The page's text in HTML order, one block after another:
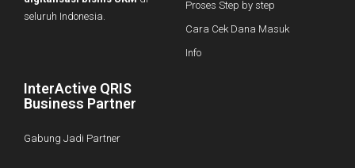
seluruh Indonesia.
InterActive QRIS
Business Partner
Gabung Jadi Partner
Proses Step by step
Cara Cek Dana Masuk
Info